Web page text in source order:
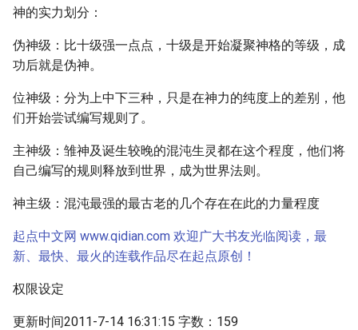
神的实力划分：
伪神级：比十级强一点点，十级是开始凝聚神格的等级，成
功后就是伪神。
位神级：分为上中下三种，只是在神力的纯度上的差别，他
们开始尝试编写规则了。
主神级：雏神及诞生较晚的混沌生灵都在这个程度，他们将
自己编写的规则释放到世界，成为世界法则。
神主级：混沌最强的最古老的几个存在在此的力量程度
起点中文网 www.qidian.com 欢迎广大书友光临阅读，最
新、最快、最火的连载作品尽在起点原创！
权限设定
更新时间2011-7-14 16:31:15 字数：159